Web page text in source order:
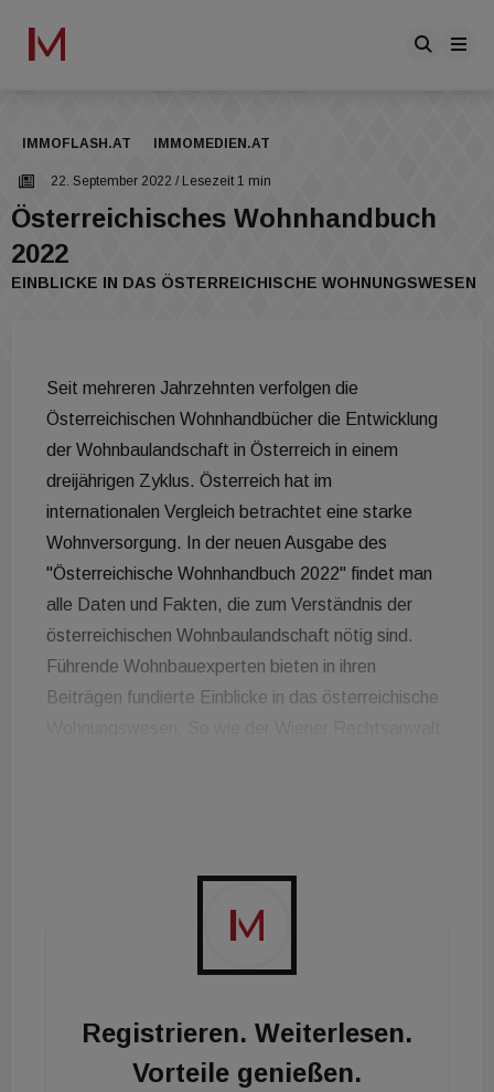
IMMOFLASH.AT IMMOMEDIEN.AT
22. September 2022 / Lesezeit 1 min
Österreichisches Wohnhandbuch
2022
EINBLICKE IN DAS ÖSTERREICHISCHE WOHNUNGSWESEN
Seit mehreren Jahrzehnten verfolgen die
Österreichischen Wohnhandbücher die Entwicklung
der Wohnbaulandschaft in Österreich in einem
dreijährigen Zyklus. Österreich hat im
internationalen Vergleich betrachtet eine starke
Wohnversorgung. In der neuen Ausgabe des
"Österreichische Wohnhandbuch 2022" findet man
alle Daten und Fakten, die zum Verständnis der
österreichischen Wohnbaulandschaft nötig sind.
Führende Wohnbauexperten bieten in ihren
Beiträgen fundierte Einblicke in das österreichische
Wolfgang Amann, Christian Struber, Gerlinde
Gutheil-Knopp-Kirchwald, Michael Pech, Helmut
Puchebner, Wolfgang Schwetz, Andreas Sommer,
Christian Struber und Christian Zenz. Herausgeber
Erschienen ist da Werk im Linde Verlag.
Registrieren. Weiterlesen.
Vorteile genießen.